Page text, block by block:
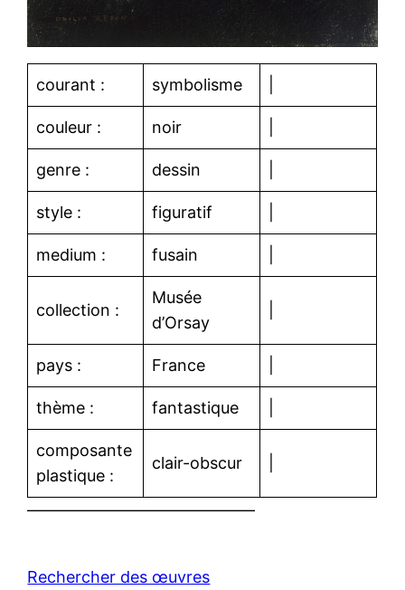
courant : symbolisme
couleur : noir
genre : dessin
style : figuratif
medium : fusain
collection :
Musée
d’Orsay
pays : France
thème : fantastique
composante
plastique :
clair-obscur
——————————————
Rechercher des œuvres